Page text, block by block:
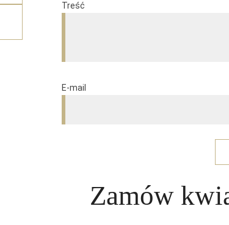
Treść
E-mail
Zamów